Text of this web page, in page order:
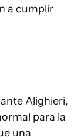
a cumplir
Alighieri,
para la
una